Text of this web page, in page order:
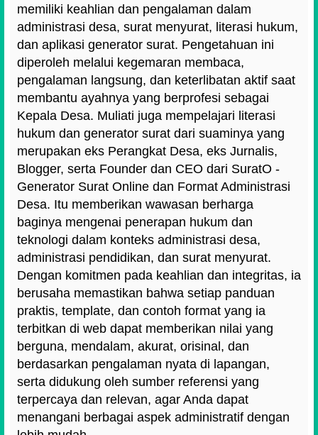
memiliki keahlian dan pengalaman dalam
administrasi desa, surat menyurat, literasi hukum,
dan aplikasi generator surat. Pengetahuan ini
diperoleh melalui kegemaran membaca,
pengalaman langsung, dan keterlibatan aktif saat
membantu ayahnya yang berprofesi sebagai
Kepala Desa. Muliati juga mempelajari literasi
hukum dan generator surat dari suaminya yang
merupakan eks Perangkat Desa, eks Jurnalis,
Blogger, serta Founder dan CEO dari SuratO -
Generator Surat Online dan Format Administrasi
Desa. Itu memberikan wawasan berharga
baginya mengenai penerapan hukum dan
teknologi dalam konteks administrasi desa,
administrasi pendidikan, dan surat menyurat.
Dengan komitmen pada keahlian dan integritas, ia
berusaha memastikan bahwa setiap panduan
praktis, template, dan contoh format yang ia
terbitkan di web dapat memberikan nilai yang
berguna, mendalam, akurat, orisinal, dan
berdasarkan pengalaman nyata di lapangan,
serta didukung oleh sumber referensi yang
terpercaya dan relevan, agar Anda dapat
menangani berbagai aspek administratif dengan